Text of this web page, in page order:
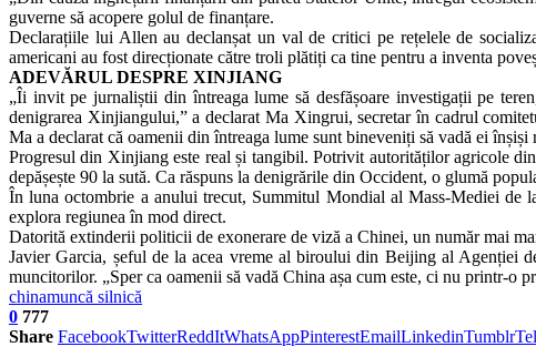
guverne să acopere golul de finanțare.
Declarațiile lui Allen au declanșat un val de critici pe rețelele de
americani au fost direcționate către troli plătiți ca tine pentru a inventa
ADEVĂRUL DESPRE XINJIANG
„Îi invit pe jurnaliștii din întreaga lume să desfășoare investigații pe
denigrarea Xinjiangului,” a declarat Ma Xingrui, secretar în cadrul
Ma a declarat că oamenii din întreaga lume sunt bineveniți să vadă ei înșiși
Progresul din Xinjiang este real și tangibil. Potrivit autorităților agricole
depășește 90 la sută. Ca răspuns la denigrările din Occident, o glumă
În luna octombrie a anului trecut, Summitul Mondial al Mass-Mediei de
explora regiunea în mod direct.
Datorită extinderii politicii de exonerare de viză a Chinei, un număr mai
Javier Garcia, șeful de la acea vreme al biroului din Beijing al Agenției
muncitorilor. „Sper ca oamenii să vadă China așa cum este, ci nu printr-o
chinamuncă silnică
0 777
Share FacebookTwitterReddItWhatsAppPinterestEmailLinkedinTumblr